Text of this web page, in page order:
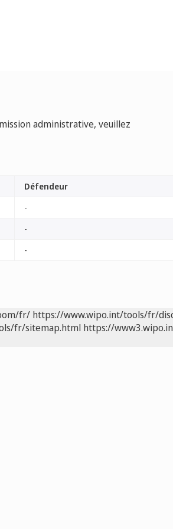
administrative, veuillez
Défendeur
-
-
-
fr/ https://www.wipo.int/tools/fr/
fr/sitemap.html https://